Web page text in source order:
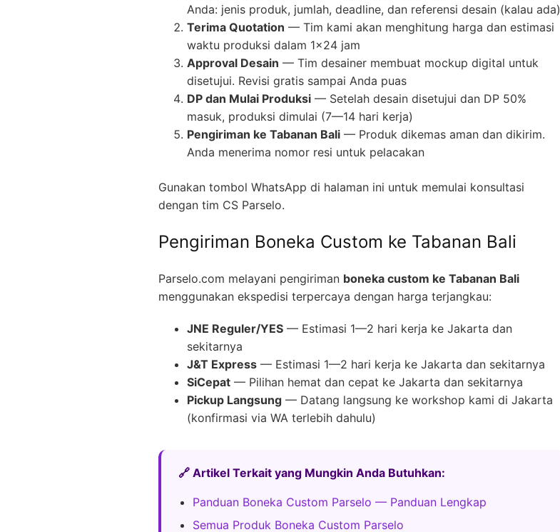
Anda: jenis produk, jumlah, deadline, dan referensi desain (kalau ada)
Terima Quotation — Tim kami akan menghitung harga dan estimasi
waktu produksi dalam 1×24 jam
Approval Desain — Tim desainer membuat mockup digital untuk
disetujui. Revisi gratis sampai Anda puas
DP dan Mulai Produksi — Setelah desain disetujui dan DP 50%
masuk, produksi dimulai (7—14 hari kerja)
Pengiriman ke Tabanan Bali — Produk dikemas aman dan dikirim.
Anda menerima nomor resi untuk pelacakan
Gunakan tombol WhatsApp di halaman ini untuk memulai konsultasi
dengan tim CS Parselo.
Pengiriman Boneka Custom ke Tabanan Bali
Parselo.com melayani pengiriman boneka custom ke Tabanan Bali
menggunakan ekspedisi terpercaya dengan harga terjangkau:
JNE Reguler/YES — Estimasi 1—2 hari kerja ke Jakarta dan
sekitarnya
J&T Express — Estimasi 1—2 hari kerja ke Jakarta dan sekitarnya
SiCepat — Pilihan hemat dan cepat ke Jakarta dan sekitarnya
Pickup Langsung — Datang langsung ke workshop kami di Jakarta
(konfirmasi via WA terlebih dahulu)
🔗 Artikel Terkait yang Mungkin Anda Butuhkan:
Panduan Boneka Custom Parselo — Panduan Lengkap
Semua Produk Boneka Custom Parselo